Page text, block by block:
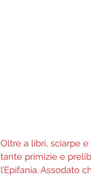
Oltre a libri, sciarpe
tante primizie e
l’Epifania. Assodato